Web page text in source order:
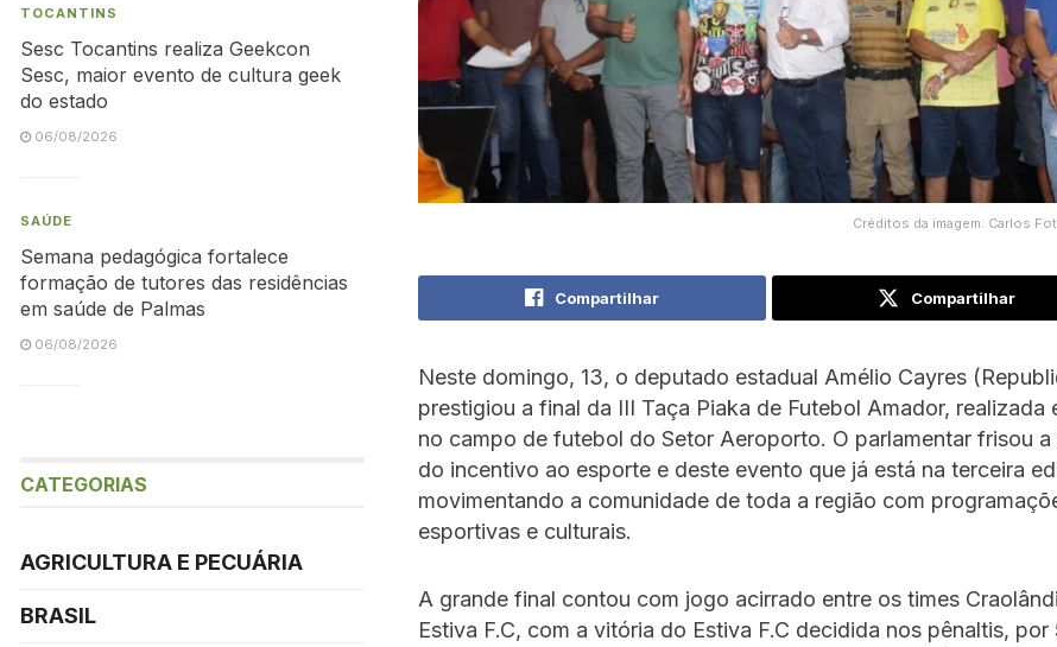
Créditos da imagem: Carlos
Compartilhar Compartilhar
Neste domingo, 13, o deputado estadual Amélio Cayres
prestigiou a final da III Taça Piaka de Futebol Amador, realizada
no campo de futebol do Setor Aeroporto. O parlamentar frisou a
do incentivo ao esporte e deste evento que já está na terceira
movimentando a comunidade de toda a região com
esportivas e culturais.
A grande final contou com jogo acirrado entre os times
Estiva F.C, com a vitória do Estiva F.C decidida nos pênaltis,
TOCANTINS
Sesc Tocantins realiza Geekcon
Sesc, maior evento de cultura geek
do estado
06/08/2026
SAÚDE
Semana pedagógica fortalece
formação de tutores das residências
em saúde de Palmas
06/08/2026
CATEGORIAS
AGRICULTURA E PECUÁRIA
BRASIL